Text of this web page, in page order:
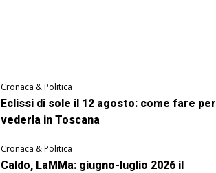
Cronaca & Politica
Eclissi di sole il 12 agosto: come fare per
vederla in Toscana
Cronaca & Politica
Caldo, LaMMa: giugno-luglio 2026 il